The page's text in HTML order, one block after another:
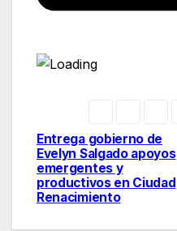
Navegación
de
entradas
Entrega gobierno de
Evelyn Salgado apoyos
emergentes y
productivos en Ciudad
Renacimiento